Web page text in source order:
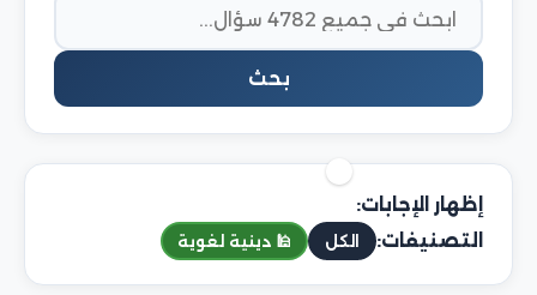
بحث
إظهار الإجابات:
التصنيفات:
الكل 🕌 دينية لغوية